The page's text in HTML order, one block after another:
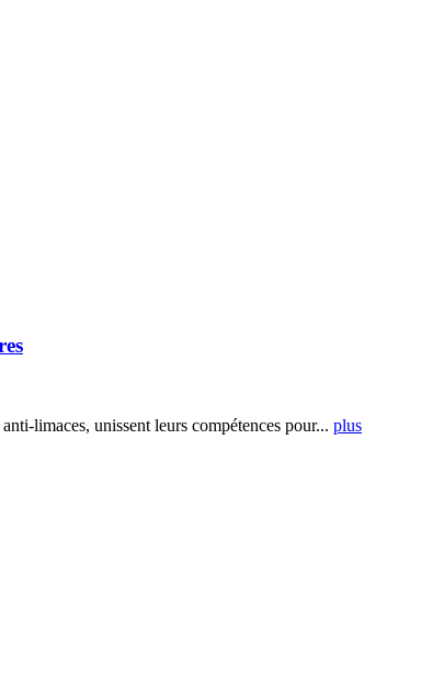
limaces, unissent leurs compétences pour... plus